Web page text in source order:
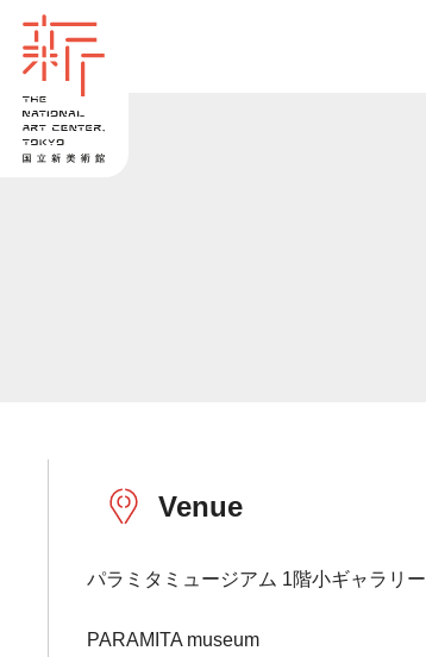
Venue
パラミタミュージアム 1階小ギャラリー
PARAMITA museum